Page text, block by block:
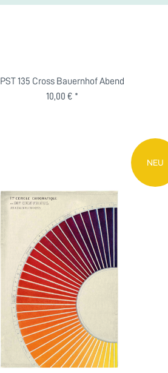
PST 135 Cross Bauernhof Abend
10,00 € *
NEU